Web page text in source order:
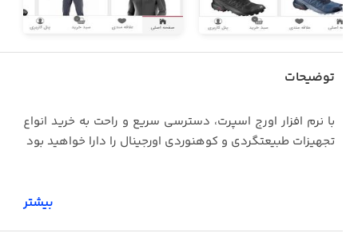
توضیحات
با نرم افزار اورج اسپرت، دسترسی سریع و راحت به خرید انواع
تجهیزات طبیعتگردی و کوهنوردی اورجینال را دارا خواهید بود
بیشتر